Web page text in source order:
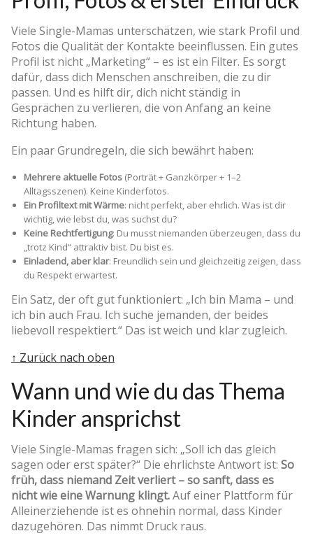
Viele Single-Mamas unterschätzen, wie stark Profil und
Fotos die Qualität der Kontakte beeinflussen. Ein gutes
Profil ist nicht „Marketing“ – es ist ein Filter. Es sorgt
dafür, dass dich Menschen anschreiben, die zu dir
passen. Und es hilft dir, dich nicht ständig in
Gesprächen zu verlieren, die von Anfang an keine
Richtung haben.
Ein paar Grundregeln, die sich bewährt haben:
Mehrere aktuelle Fotos (Porträt + Ganzkörper + 1–2
Alltagsszenen). Keine Kinderfotos.
Ein Profiltext mit Wärme: nicht perfekt, aber ehrlich. Was ist dir
wichtig, wie lebst du, was suchst du?
Keine Rechtfertigung: Du musst niemanden überzeugen, dass du
„trotz Kind“ attraktiv bist. Du bist es.
Einladend, aber klar: Freundlich sein und gleichzeitig zeigen, dass
du Respekt erwartest.
Ein Satz, der oft gut funktioniert: „Ich bin Mama – und
ich bin auch Frau. Ich suche jemanden, der beides
liebevoll respektiert.“ Das ist weich und klar zugleich.
↑ Zurück nach oben
Wann und wie du das Thema
Kinder ansprichst
Viele Single-Mamas fragen sich: „Soll ich das gleich
sagen oder erst später?“ Die ehrlichste Antwort ist: So
früh, dass niemand Zeit verliert – so sanft, dass es
nicht wie eine Warnung klingt.Auf einer Plattform für
Alleinerziehende ist es ohnehin normal, dass Kinder
dazugehören. Das nimmt Druck raus.